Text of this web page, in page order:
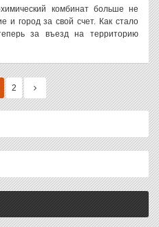
комбинат больше не
и город за свой счет. Как стало
за въезд на территорию
2